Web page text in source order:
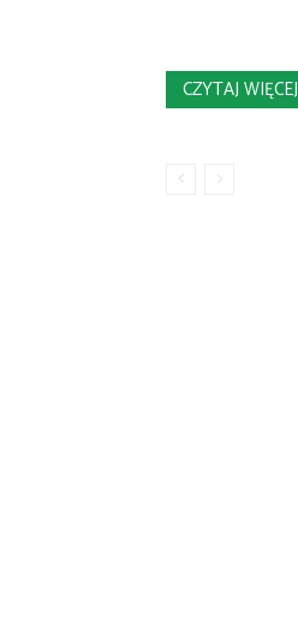
CZYTAJ WIĘCEJ